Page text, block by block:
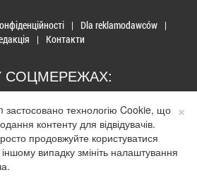
Dla reklamodawców
Контакти
СОЦМЕРЕЖАХ:
Developed byRealnet.cf.Depositphotos
допускається лише за наявності активного
на сайт
×
застосовано технологію Cookie, що
контенту для відвідувачів.
продовжуйте користуватися
випадку змініть налаштування